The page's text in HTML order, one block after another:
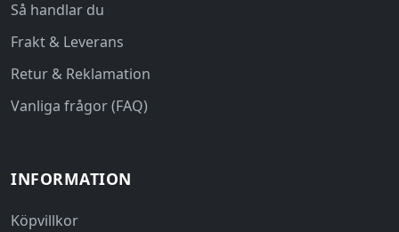
Så handlar du
Frakt & Leverans
Retur & Reklamation
Vanliga frågor (FAQ)
INFORMATION
Köpvillkor